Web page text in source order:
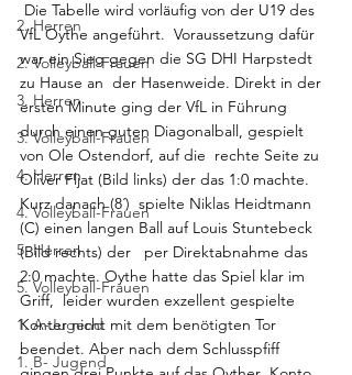
2. Herren
2. Volleyball-Frauen
3. Herren
3. Volleyball-Frauen
4. Herren
4. Volleyball-Frauen
5. Herren
5. Volleyball-Frauen
1. A-Jugend
1. B- Jugend
VfL Oythe angeführt.  Voraussetzung dafür
war ein Sieg gegen die SG DHI Harpstedt
zu Hause an  der Hasenweide. Direkt in der
ersten Minute ging der VfL in Führung
durch einen guten Diagonalball, gespielt
von Ole Ostendorf, auf die  rechte Seite zu
Oliver Fljat (Bild links) der das 1:0 machte.
Kurz danach (8´)  spielte Niklas Heidtmann
(C) einen langen Ball auf Louis Stuntebeck
(Bild rechts) der   per Direktabnahme das
2:0 machte. Oythe hatte das Spiel klar im
Griff,  leider wurden exzellent gespielte
Konter nicht mit dem benötigten Tor
beendet. Aber nach dem Schlusspfiff